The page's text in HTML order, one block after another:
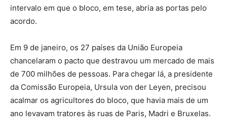
intervalo em que o bloco, em tese, abria as portas pelo
acordo.
Em 9 de janeiro, os 27 países da União Europeia
chancelaram o pacto que destravou um mercado de mais
de 700 milhões de pessoas. Para chegar lá, a presidente
da Comissão Europeia, Ursula von der Leyen, precisou
acalmar os agricultores do bloco, que havia mais de um
ano levavam tratores às ruas de Paris, Madri e Bruxelas.